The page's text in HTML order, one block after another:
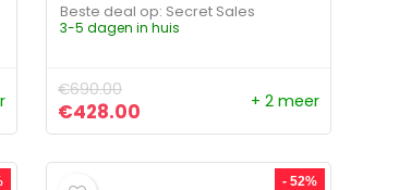
Beste deal op:
Secret Sales
3-5 dagen in huis
€690.00
Oorspronkelijke prijs was: €690.00.
€428.00 Huidige prijs is: €428.00.
+ 2 meer
- 52%